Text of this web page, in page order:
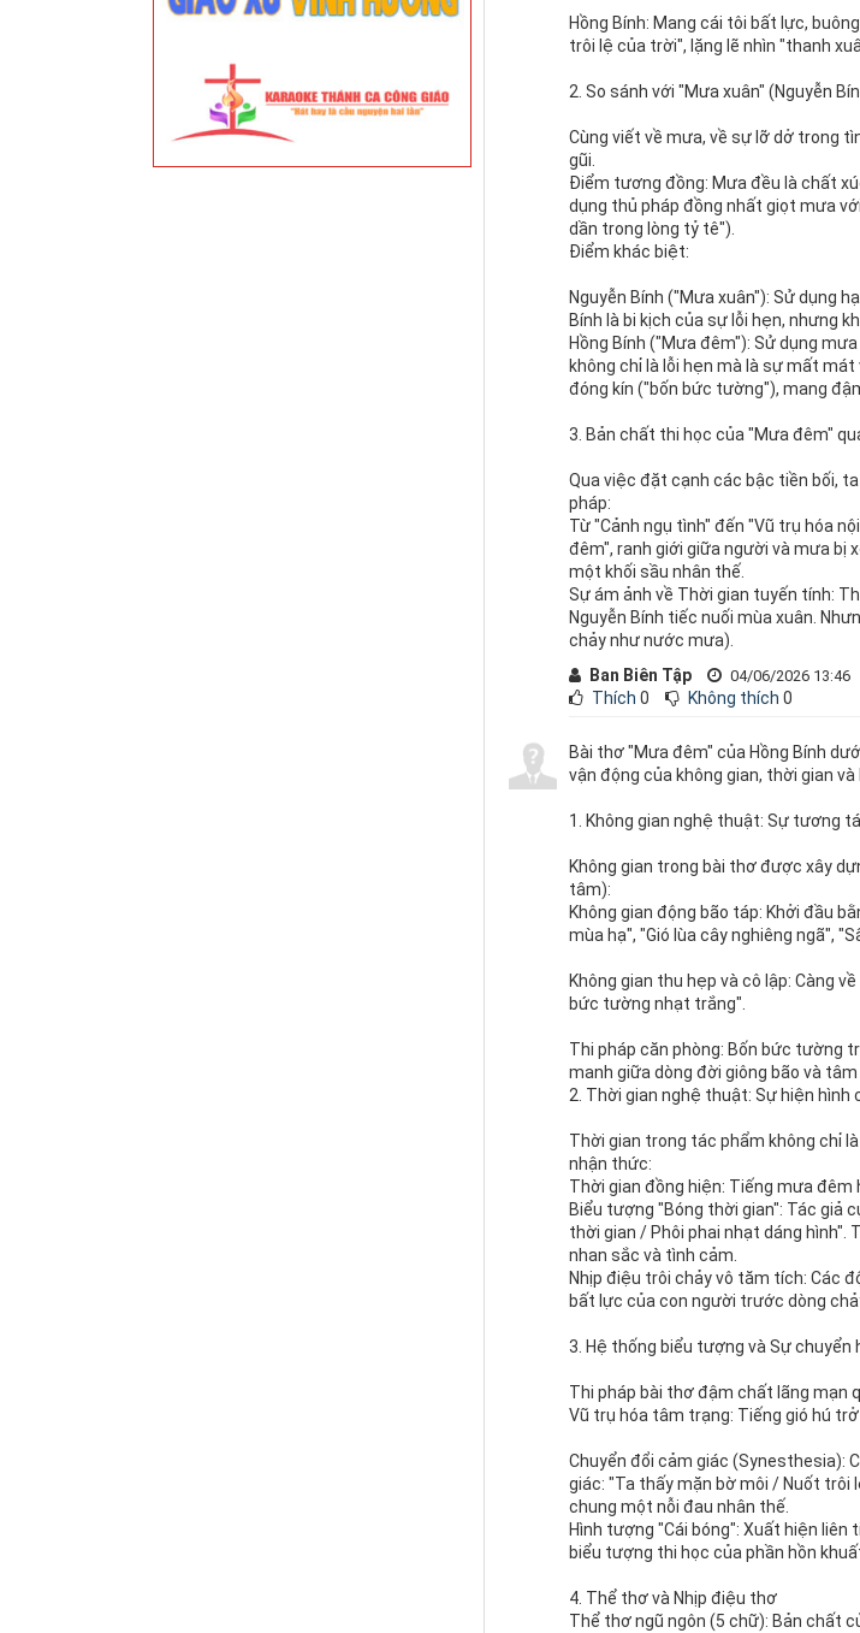
Hồng Bính: Mang cái tôi bất lực,
trôi lệ của trời", lặng lẽ nhìn "thanh
2. So sánh với "Mưa xuân" (Nguyễn
Cùng viết về mưa, về sự lỡ dở trong
gũi.
Điểm tương đồng: Mưa đều là chất
dụng thủ pháp đồng nhất giọt mưa
dần trong lòng tỷ tê").
Điểm khác biệt:
Nguyễn Bính ("Mưa xuân"): Sử dụng
Bính là bi kịch của sự lỗi hẹn, nhưng
Hồng Bính ("Mưa đêm"): Sử dụng
không chỉ là lỗi hẹn mà là sự mất
đóng kín ("bốn bức tường"), mang
3. Bản chất thi học của "Mưa đêm"
Qua việc đặt cạnh các bậc tiền bối,
pháp:
Từ "Cảnh ngụ tình" đến "Vũ trụ hóa
đêm", ranh giới giữa người và mưa bị
một khối sầu nhân thế.
Sự ám ảnh về Thời gian tuyến tính:
Nguyễn Bính tiếc nuối mùa xuân.
chảy như nước mưa).
Ban Biên Tập
04/06/2026 13:46
Thích 0 Không thích 0
Bài thơ "Mưa đêm" của Hồng Bính
vận động của không gian, thời gian
1. Không gian nghệ thuật: Sự tương
Không gian trong bài thơ được xây
tâm):
Không gian động bão táp: Khởi đầu
mùa hạ", "Gió lùa cây nghiêng ngã",
Không gian thu hẹp và cô lập: Càng
bức tường nhạt trắng".
Thi pháp căn phòng: Bốn bức tường
manh giữa dòng đời giông bão và
2. Thời gian nghệ thuật: Sự hiện hình
Thời gian trong tác phẩm không chỉ
nhận thức:
Thời gian đồng hiện: Tiếng mưa đêm
Biểu tượng "Bóng thời gian": Tác giả
thời gian / Phôi phai nhạt dáng hình".
nhan sắc và tình cảm.
Nhịp điệu trôi chảy vô tăm tích: Các
bất lực của con người trước dòng
3. Hệ thống biểu tượng và Sự chuyển
Thi pháp bài thơ đậm chất lãng mạn
Vũ trụ hóa tâm trạng: Tiếng gió hú
Chuyển đổi cảm giác (Synesthesia):
giác: "Ta thấy mặn bờ môi / Nuốt trôi
chung một nỗi đau nhân thế.
Hình tượng "Cái bóng": Xuất hiện liên
biểu tượng thi học của phần hồn
4. Thể thơ và Nhịp điệu thơ
Thể thơ ngũ ngôn (5 chữ): Bản chất